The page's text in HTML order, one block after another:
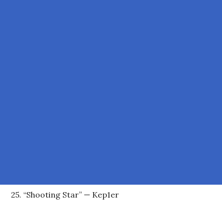
25. “Shooting Star” — Kep1er